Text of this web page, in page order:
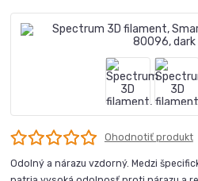
Ohodnotiť produkt
Odolný a nárazu vzdorný. Medzi